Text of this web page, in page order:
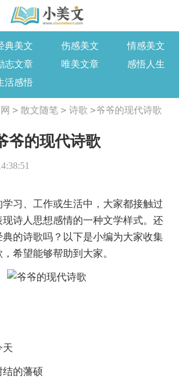
典美文 伤感美文
情感美文
志文章 唯美文章
感悟人生
活感悟
> 散文随笔 > 诗歌 >爷爷的现代诗歌
爷的现代诗歌
、工作或生活中，大家都接触过
诗人思想感情的一种文学样式。还
的诗歌吗？以下是小编为大家收集
希望能够帮助到大家。
的藩硕